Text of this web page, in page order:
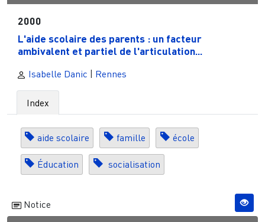
2000
L'aide scolaire des parents : un facteur
ambivalent et partiel de l'articulation...
Isabelle Danic Rennes
Index
aide scolaire famille école
Éducation socialisation
Notice